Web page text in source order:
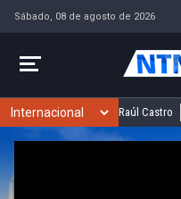
Sábado, 08 de agosto de 2026
Raúl Castro